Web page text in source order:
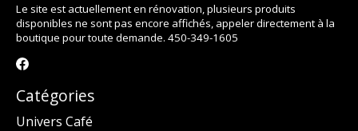
Le site est actuellement en rénovation, plusieurs produits
disponibles ne sont pas encore affichés, appeler directement à la
boutique pour toute demande. 450-349-1605
Catégories
Univers Café